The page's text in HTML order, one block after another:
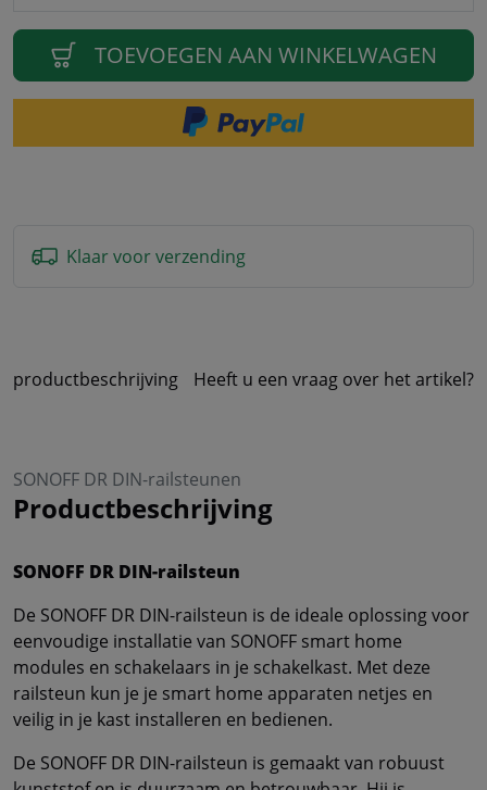
TOEVOEGEN AAN WINKELWAGEN
Klaar voor verzending
productbeschrijving Heeft u een vraag over het artikel?
SONOFF DR DIN-railsteunen
Productbeschrijving
SONOFF DR DIN-railsteun
De SONOFF DR DIN-railsteun is de ideale oplossing voor
eenvoudige installatie van SONOFF smart home
modules en schakelaars in je schakelkast. Met deze
railsteun kun je je smart home apparaten netjes en
veilig in je kast installeren en bedienen.
De SONOFF DR DIN-railsteun is gemaakt van robuust